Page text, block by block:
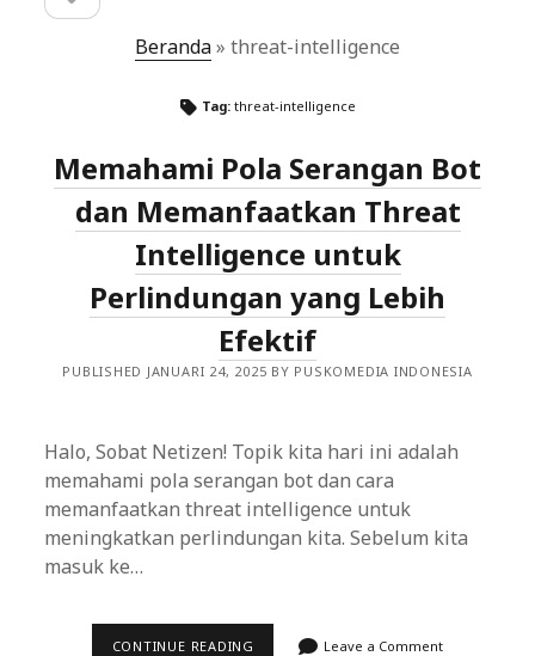
sidebar
Beranda» threat-intelligence
Tag: threat-intelligence
Memahami Pola Serangan Bot
dan Memanfaatkan Threat
Intelligence untuk
Perlindungan yang Lebih
Efektif
PUBLISHED JANUARI 24, 2025 BY PUSKOMEDIA INDONESIA
Halo, Sobat Netizen! Topik kita hari ini adalah
memahami pola serangan bot dan cara
memanfaatkan threat intelligence untuk
meningkatkan perlindungan kita. Sebelum kita
masuk ke…
CONTINUE READING MEMAHAMILeave a Comment